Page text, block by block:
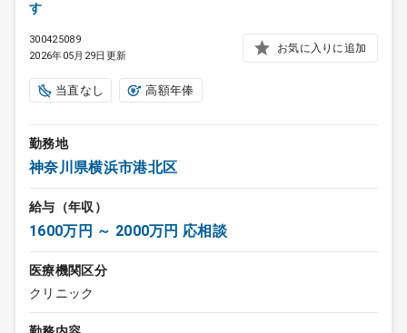
す
300425089
2026年05月29日更新
お気に入りに追加
当直なし 高額年俸
勤務地
神奈川県横浜市港北区
給与（年収）
1600万円 ～ 2000万円 応相談
医療機関区分
クリニック